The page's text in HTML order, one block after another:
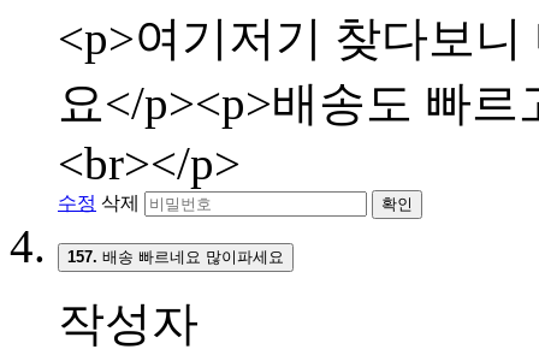
<p>여기저기 찾다보
요</p><p>배송도 빠
<br></p>
수정 삭제 확인
157. 배송 빠르네요 많이파세요
작성자